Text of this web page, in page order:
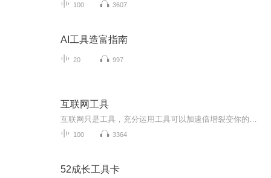
100 3607
AI工具造富指南
20 997
互联网工具
100 3364
52成长工具卡